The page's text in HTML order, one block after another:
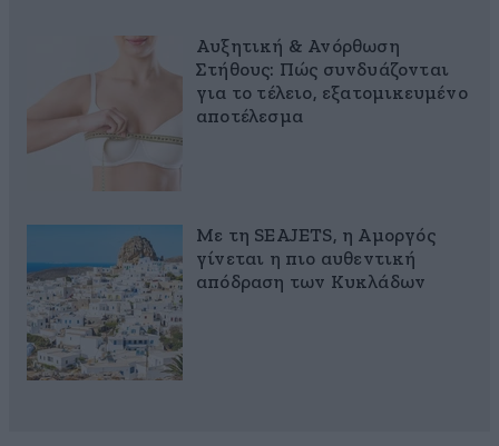
Αυξητική & Ανόρθωση
Στήθους: Πώς συνδυάζονται
για το τέλειο, εξατομικευμένο
αποτέλεσμα
Με τη SEAJETS, η Αμοργός
γίνεται η πιο αυθεντική
απόδραση των Κυκλάδων